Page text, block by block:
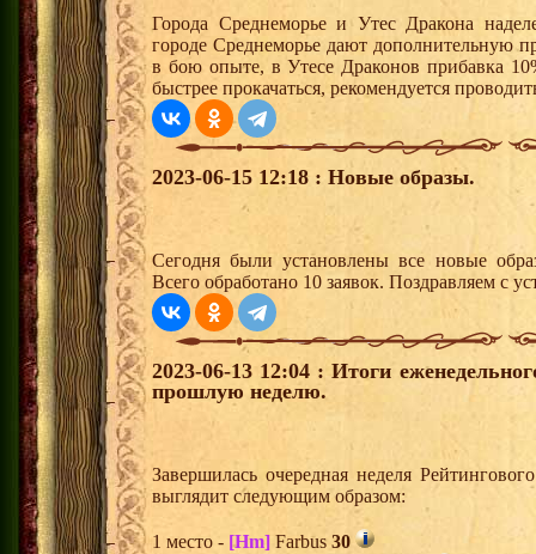
Города Среднеморье и Утес Дракона
городе Среднеморье дают дополнительную
в бою опыте, в Утесе Драконов прибавка
быстрее прокачаться, рекомендуется
2023-06-15 12:18 : Новые образы.
Сегодня были установлены все новые
Всего обработано 10 заявок. Поздравляем с
2023-06-13 12:04 : Итоги
прошлую неделю.
Завершилась очередная неделя
выглядит следующим образом:
1 место - [Hm] Farbus 30